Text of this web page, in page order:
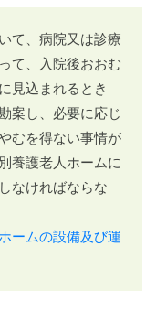
て、病院又は診療
て、入院後おおむ
見込まれるとき
案し、必要に応じ
むを得ない事情が
養護老人ホームに
なければならな
ームの設備及び運